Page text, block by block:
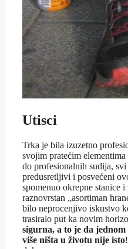
Utisci
Trka je bila izuzetno
svojim pratećim
do profesionalnih sudija,
predusretljivi i posvećeni
spomenuo okrepne stanice
raznovrstan „asortiman
bilo neprocenjivo iskustvo
trasiralo put ka novim
sigurna, a to je da
više ništa u životu nije isto